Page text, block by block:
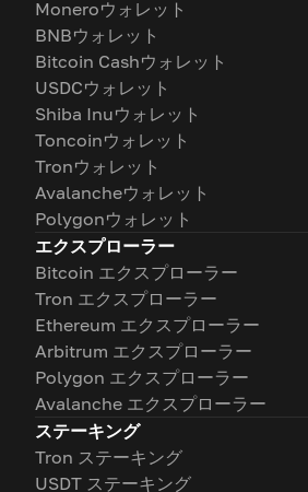
Moneroウォレット
BNBウォレット
Bitcoin Cashウォレット
USDCウォレット
Shiba Inuウォレット
Toncoinウォレット
Tronウォレット
Avalancheウォレット
Polygonウォレット
エクスプローラー
Bitcoin エクスプローラー
Tron エクスプローラー
Ethereum エクスプローラー
Arbitrum エクスプローラー
Polygon エクスプローラー
Avalanche エクスプローラー
ステーキング
Tron ステーキング
USDT ステーキング